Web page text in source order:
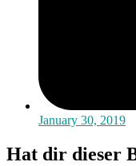
January 30, 2019
Hat dir dieser